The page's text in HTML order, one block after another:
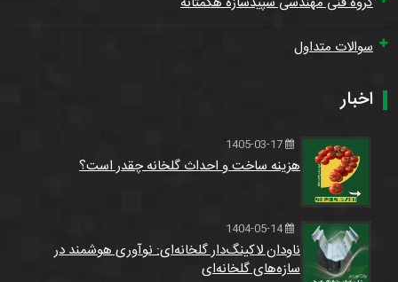
سوالات متداول
اخبار
هزینه ساخت و احداث گلخانه چقدر است؟
1404-05-14
ناودان لاکینگ‌دار گلخانه‌ای: نوآوری هوشمند در
سازه‌های گلخانه‌ای